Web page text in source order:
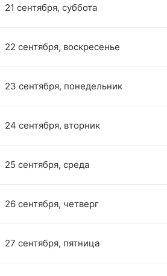
21 сентября, суббота
22 сентября, воскресенье
23 сентября, понедельник
24 сентября, вторник
25 сентября, среда
26 сентября, четверг
27 сентября, пятница